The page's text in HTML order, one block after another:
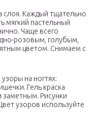
слоя. Каждый тщательно
мягкий пастельный
Чаще всего
розовым, голубым,
цветом. Снимаем с
на ногтях:
Гель краска
Рисунки
узоров используйте